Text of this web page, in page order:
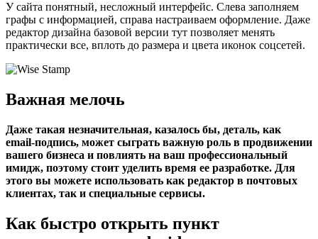
У сайта понятный, несложный интерфейс. Слева заполняем
графы с информацией, справа настраиваем оформление. Даже
редактор дизайна базовой версии тут позволяет менять
практически все, вплоть до размера и цвета иконок соцсетей.
Важная мелочь
Даже такая незначительная, казалось бы, деталь, как
email-подпись, может сыграть важную роль в продвижении
вашего бизнеса и повлиять на ваш профессиональный
имидж, поэтому стоит уделить время ее разработке. Для
этого вы можете использовать как редактор в почтовых
клиентах, так и специальные сервисы.
Как быстро открыть пункт